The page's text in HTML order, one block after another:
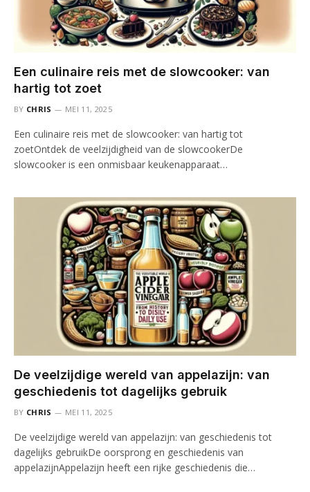
Een culinaire reis met de slowcooker: van
hartig tot zoet
BY CHRIS MEI 11, 2025
Een culinaire reis met de slowcooker: van hartig tot
zoetOntdek de veelzijdigheid van de slowcookerDe
slowcooker is een onmisbaar keukenapparaat…
De veelzijdige wereld van appelazijn: van
geschiedenis tot dagelijks gebruik
BY CHRIS MEI 11, 2025
De veelzijdige wereld van appelazijn: van geschiedenis tot
dagelijks gebruikDe oorsprong en geschiedenis van
appelazijnAppelazijn heeft een rijke geschiedenis die…